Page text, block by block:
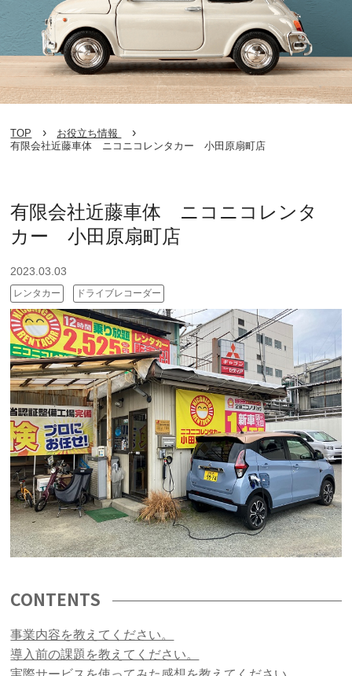
TOP
お役立ち情報
有限会社近藤車体 ニコニコレンタカー 小田原扇町店
有限会社近藤車体 ニコニコレンタ
カー 小田原扇町店
2023.03.03
レンタカー ドライブレコーダー
CONTENTS
事業内容を教えてください。
導入前の課題を教えてください。